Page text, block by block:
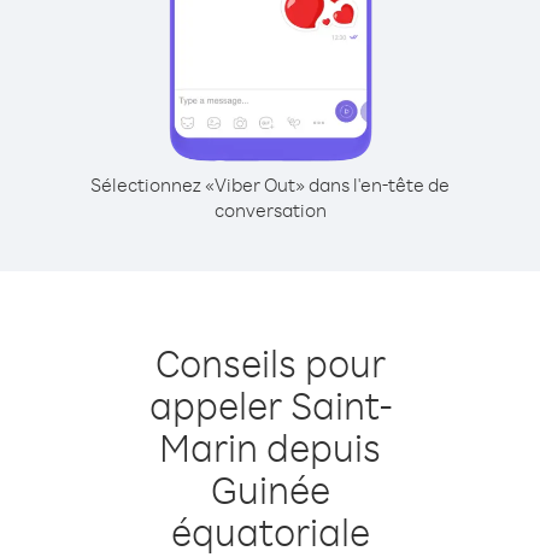
Sélectionnez «Viber Out» dans l'en-tête de
conversation
Conseils pour
appeler Saint-
Marin depuis
Guinée
équatoriale